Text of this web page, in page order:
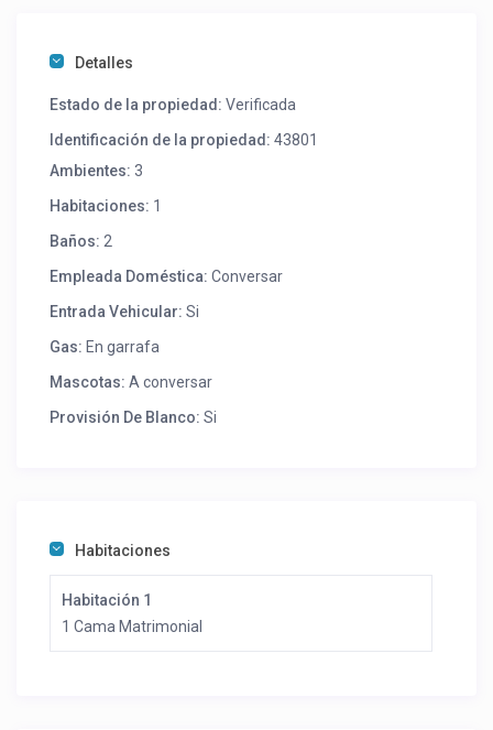
Detalles
Estado de la propiedad: Verificada
Identificación de la propiedad: 43801
Ambientes: 3
Habitaciones: 1
Baños: 2
Empleada Doméstica: Conversar
Entrada Vehicular: Si
Gas: En garrafa
Mascotas: A conversar
Provisión De Blanco: Si
Habitaciones
Habitación 1
1 Cama Matrimonial